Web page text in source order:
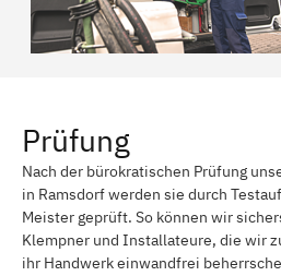
Prüfung
Nach der bürokratischen Prüfung
in Ramsdorf werden sie durch
Meister geprüft. So können wir
Klempner und Installateure, die wir
ihr Handwerk einwandfrei